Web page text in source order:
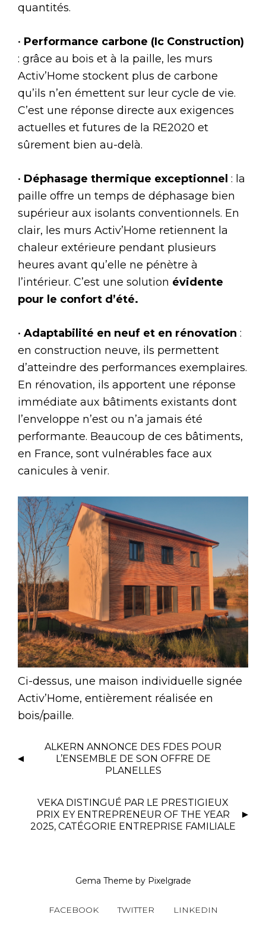
quantités.
• Performance carbone (Ic Construction)
: grâce au bois et à la paille, les murs
Activ’Home stockent plus de carbone
qu’ils n’en émettent sur leur cycle de vie.
C’est une réponse directe aux exigences
actuelles et futures de la RE2020 et
sûrement bien au-delà.
• Déphasage thermique exceptionnel : la
paille offre un temps de déphasage bien
supérieur aux isolants conventionnels. En
clair, les murs Activ’Home retiennent la
chaleur extérieure pendant plusieurs
heures avant qu’elle ne pénètre à
l’intérieur. C’est une solution évidente
pour le confort d’été.
• Adaptabilité en neuf et en rénovation :
en construction neuve, ils permettent
d’atteindre des performances exemplaires.
En rénovation, ils apportent une réponse
immédiate aux bâtiments existants dont
l’enveloppe n’est ou n’a jamais été
performante. Beaucoup de ces bâtiments,
en France, sont vulnérables face aux
canicules à venir.
Ci-dessus, une maison individuelle signée
Activ’Home, entièrement réalisée en
bois/paille.
ALKERN ANNONCE DES FDES POUR
L’ENSEMBLE DE SON OFFRE DE
PLANELLES
VEKA DISTINGUÉ PAR LE PRESTIGIEUX
PRIX EY ENTREPRENEUR OF THE YEAR
2025, CATÉGORIE ENTREPRISE FAMILIALE
Gema Theme by Pixelgrade
FACEBOOK TWITTER LINKEDIN